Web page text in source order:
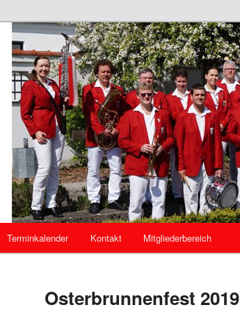
Kösching
Kösching
Terminkalender Kontakt Mitgliederbereich
Osterbrunnenfest 2019